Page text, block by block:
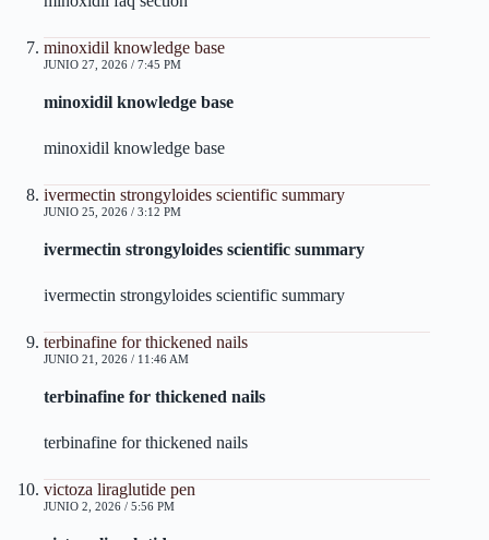
minoxidil knowledge base
JUNIO 27, 2026 / 7:45 PM
minoxidil knowledge base
minoxidil knowledge base
ivermectin strongyloides scientific summary
JUNIO 25, 2026 / 3:12 PM
ivermectin strongyloides scientific summary
ivermectin strongyloides scientific summary
terbinafine for thickened nails
JUNIO 21, 2026 / 11:46 AM
terbinafine for thickened nails
terbinafine for thickened nails
victoza liraglutide pen
JUNIO 2, 2026 / 5:56 PM